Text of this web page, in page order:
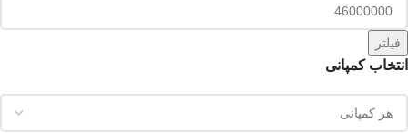
فیلتر
انتخاب کمپانی